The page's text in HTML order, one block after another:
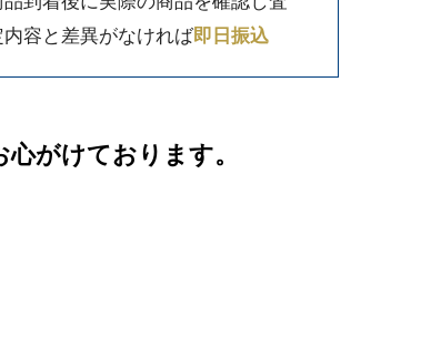
内容と差異がなければ即日振込
がけております。